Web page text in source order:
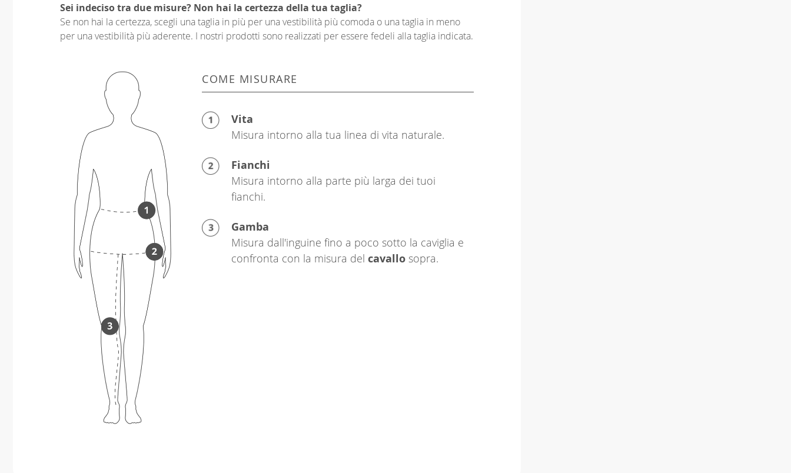
Sei indeciso tra due misure? Non hai la certezza della tua taglia?
Se non hai la certezza, scegli una taglia in più per una vestibilità più comoda o una taglia in meno
per una vestibilità più aderente. I nostri prodotti sono realizzati per essere fedeli alla taglia indicata.
COME MISURARE
Vita
Misura intorno alla tua linea di vita naturale.
Fianchi
Misura intorno alla parte più larga dei tuoi
fianchi.
Gamba
Misura dall'inguine fino a poco sotto la caviglia e
confronta con la misura del cavallo sopra.